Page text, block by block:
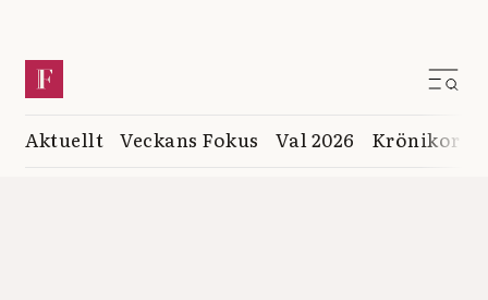
Aktuellt Veckans Fokus Val 2026 Krönikor